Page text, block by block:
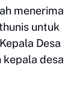
menerima
untuk
Desa
desa